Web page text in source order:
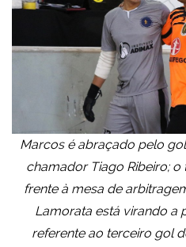
Marcos é abraçado pelo
chamador Tiago Ribeiro;
frente à mesa de
Lamorata está virando a
referente ao terceiro gol